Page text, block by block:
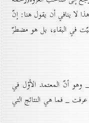
لا ينافي أن يقول هنا: إنّ
في البقاء، بل هو مضطرّ
وهو أنّ المعتمد الأوّل في
عرفت _ فما هي النتائج التي